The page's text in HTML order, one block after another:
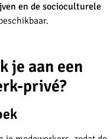
en de socioculturele
je aan een
privé?